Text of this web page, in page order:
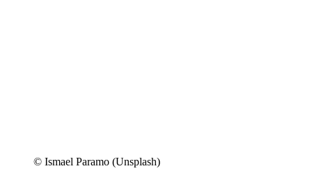
© Ismael Paramo (Unsplash)